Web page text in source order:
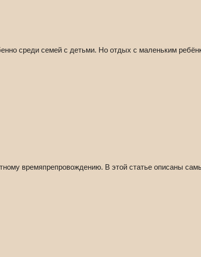
среди семей с детьми. Но отдых с маленьким
времяпрепровождению. В этой статье описаны